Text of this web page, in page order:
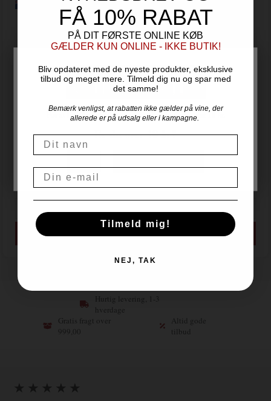
For at handle hos Vinogvin.dk skal du være over 18 år.
Er du over 18 år?
2020 Te Tera Pinot Noir - Martinborough
Martinborough Vineyards - Martinborough - New Zealand
289,00 DKK
Hurtig levering, 1-3
hverdage
Gratis fragt over
999,00
Altid gode
tilbud
FÅ 10% RABAT
PÅ DIT FØRSTE ONLINE KØB
GÆLDER KUN ONLINE - IKKE BUTIK!
Bliv opdateret med de nyeste produkter, eksklusive
tilbud og meget mere. Tilmeld dig nu og spar med
det samme!
Bemærk venligst, at rabatten ikke gælder på vine, der
allerede er på udsalg eller i kampagne.
Navn
Email
Tilmeld mig!
NEJ, TAK